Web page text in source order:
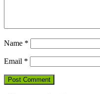
Name *
Email *